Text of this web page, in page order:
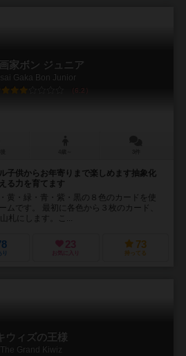
家ボン ジュニア
Gaka Bon Junior
6.2
子供からお年寄りまで楽しめます抽象化
る力を育てます
黄・緑・青・紫・黒の８色のカードを使
ムです。 最初に各色から３枚のカード、
札にします。こ...
23
お気に入り
73
持ってる
ウィズの王様
The Grand Kiwiz